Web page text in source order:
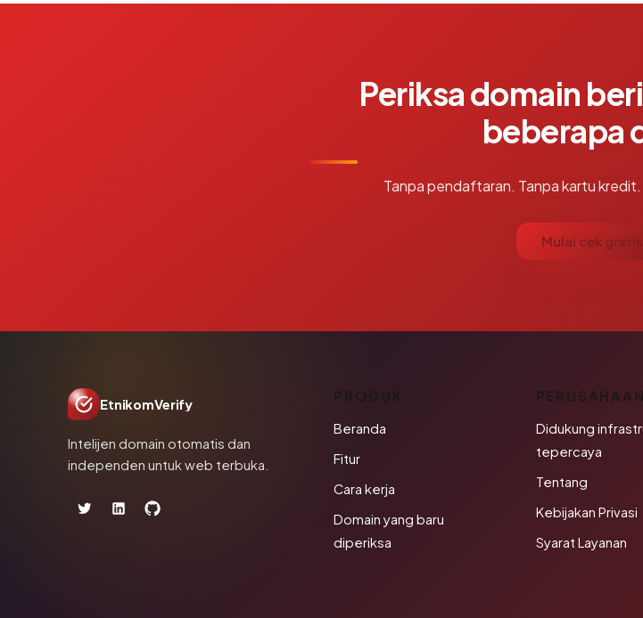
Periksa domain
beberapa
Tanpa pendaftaran. Tanpa kartu
Mulai cek
EtnikomVerify
Intelijen domain otomatis dan
independen untuk web terbuka.
PRODUK
Beranda
Fitur
Cara kerja
Domain yang baru
diperiksa
PERUSAHAAN
Didukung
tepercaya
Tentang
Kebijakan Privasi
Syarat Layanan